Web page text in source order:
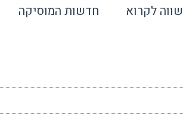
שווה לקרוא חדשות המוסיקה